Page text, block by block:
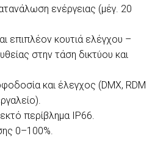
ενέργειας (μέγ. 20
επιπλέον κουτιά ελέγχου –
στην τάση δικτύου και
και έλεγχος (DMX, RDM
περίβλημα IP66.
0–100%.